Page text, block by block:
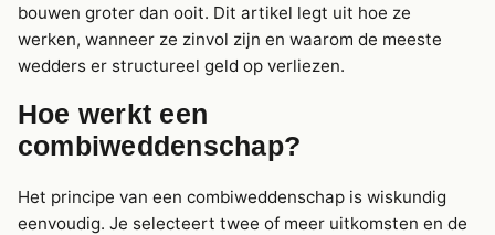
bouwen groter dan ooit. Dit artikel legt uit hoe ze
werken, wanneer ze zinvol zijn en waarom de meeste
wedders er structureel geld op verliezen.
Hoe werkt een
combiweddenschap?
Het principe van een combiweddenschap is wiskundig
eenvoudig. Je selecteert twee of meer uitkomsten en de